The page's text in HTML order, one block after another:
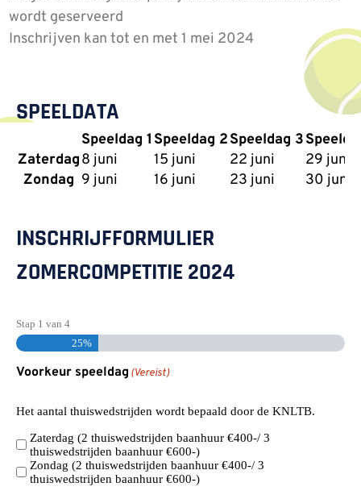
wordt geserveerd
Inschrijven kan tot en met 1 mei 2024
SPEELDATA
Speeldag 1 Speeldag 2Speeldag 3
Zaterdag8 juni 15 juni 22 juni
29 juni
Zondag 9 juni 16 juni 23 juni 30 juni
INSCHRIJFFORMULIER
ZOMERCOMPETITIE 2024
Stap 1 van 4
25%
Voorkeur speeldag (Vereist)
Het aantal thuiswedstrijden wordt bepaald door de KNLTB.
Zaterdag (2 thuiswedstrijden baanhuur €400-/ 3
thuiswedstrijden baanhuur €600-)
Zondag (2 thuiswedstrijden baanhuur €400-/ 3
thuiswedstrijden baanhuur €600-)